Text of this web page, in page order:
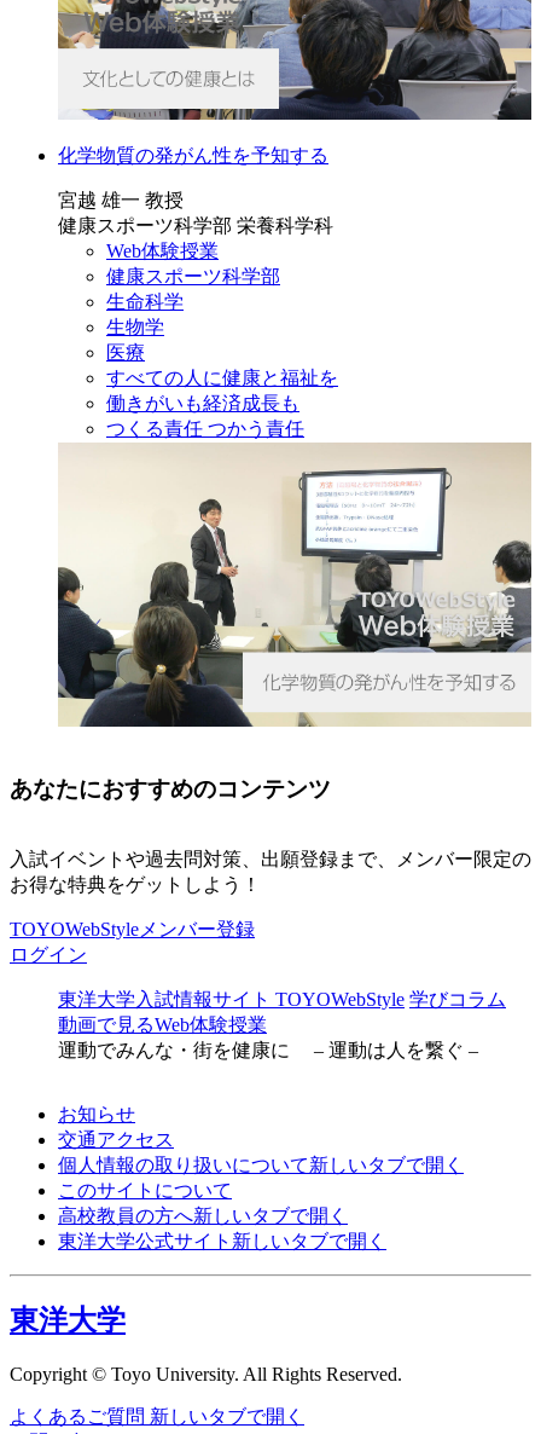
化学物質の発がん性を予知する
宮越 雄一 教授
健康スポーツ科学部 栄養科学科
Web体験授業
健康スポーツ科学部
生命科学
生物学
医療
すべての人に健康と福祉を
働きがいも経済成長も
つくる責任 つかう責任
あなたにおすすめのコンテンツ
入試イベントや過去問対策、出願登録まで、メンバー限定の
お得な特典をゲットしよう！
TOYOWebStyleメンバー登録
ログイン
東洋大学入試情報サイト TOYOWebStyle 学びコラム
動画で見るWeb体験授業
運動でみんな・街を健康に – 運動は人を繋ぐ –
お知らせ
交通アクセス
個人情報の取り扱いについて新しいタブで開く
このサイトについて
高校教員の方へ新しいタブで開く
東洋大学公式サイト 新しいタブで開く
東洋大学
Copyright © Toyo University. All Rights Reserved.
よくあるご質問 新しいタブで開く